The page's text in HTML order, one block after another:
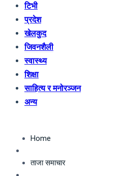
टिभी
प्रदेश
खेलकुद
जिवनशैली
स्वास्थ्य
शिक्षा
साहित्य र मनोरञ्जन
अन्य
Home
ताजा समाचार